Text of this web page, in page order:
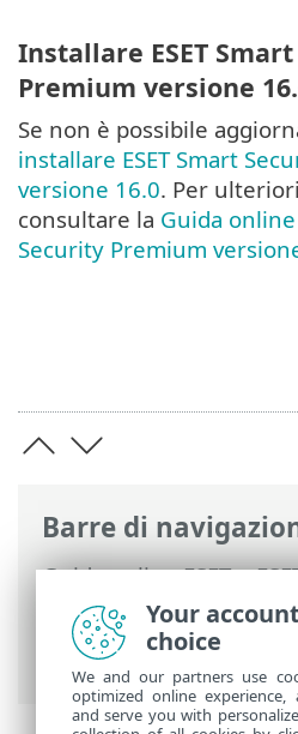
Barre di
Guida online ESET>
Premium
>ESET Smart
Requisiti di sistema
>
di Microsoft Windows
Installare ESET
Premium versione
Se non è possibile
installare ESET Smart
versione 16.0. Per
consultare la Guida online
Security Premium
Your
choice
We and our partners use
optimized online
and serve you with